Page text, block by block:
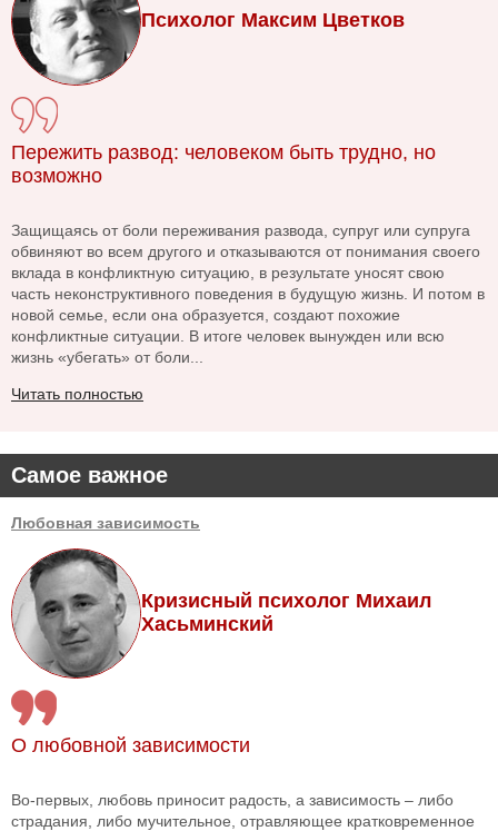
Самое важное
Любовная зависимость
Кризисный психолог Михаил
Хасьминский
О любовной зависимости
Во-первых, любовь приносит радость, а зависимость – либо
страдания, либо мучительное, отравляющее кратковременное
Психолог Максим Цветков
Пережить развод: человеком быть трудно, но
возможно
Защищаясь от боли переживания развода, супруг или супруга
обвиняют во всем другого и отказываются от понимания своего
вклада в конфликтную ситуацию, в результате уносят свою
часть неконструктивного поведения в будущую жизнь. И потом в
новой семье, если она образуется, создают похожие
конфликтные ситуации. В итоге человек вынужден или всю
жизнь «убегать» от боли...
Читать полностью